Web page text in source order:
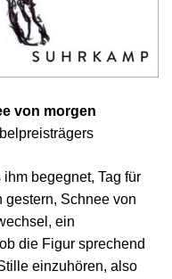
von morgen
ihm begegnet, Tag für
gestern, Schnee von
ein
die Figur sprechend
einzuhören, also